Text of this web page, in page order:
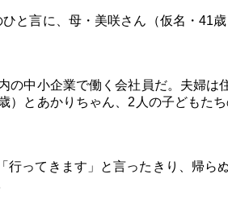
と言に、母・美咲さん（仮名・41
中小企業で働く会社員だ。夫婦は
）とあかりちゃん、2人の子どもた
ってきます」と言ったきり、帰ら